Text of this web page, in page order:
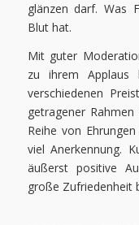
glänzen darf. Was
Blut hat.
Mit guter
zu ihrem
verschiedenen
getragener
Reihe von
viel Anerkennung.
äußerst positive
große Zufriedenheit